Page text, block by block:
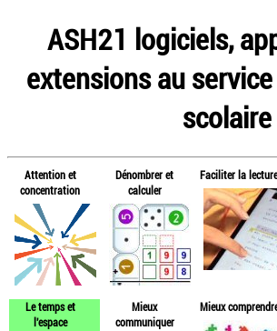
ASH21 logiciels,
extensions au
scolaire
Attention et
concentration
Dénombrer et
calculer
Faciliter la lecture
Le temps et
l'espace
Mieux
communiquer
Mieux